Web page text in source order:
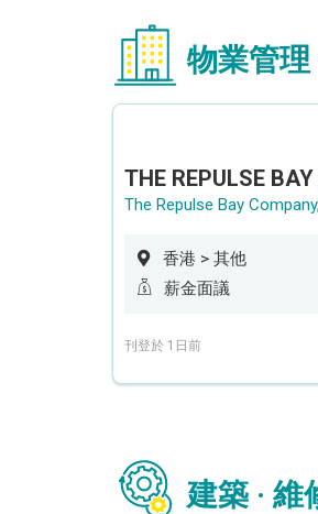
物業管理
香港 > 其他
薪金面議
刊登於 1日前
建築 · 維